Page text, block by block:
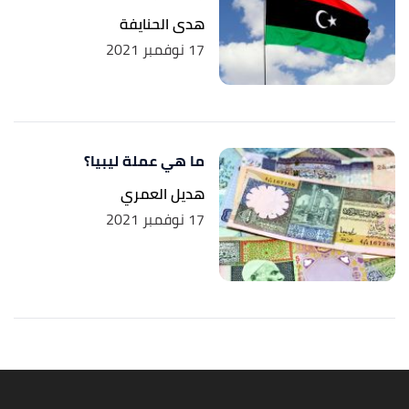
هدى الحنايفة
17 نوفمبر 2021
ما هي عملة ليبيا؟
هديل العمري
17 نوفمبر 2021